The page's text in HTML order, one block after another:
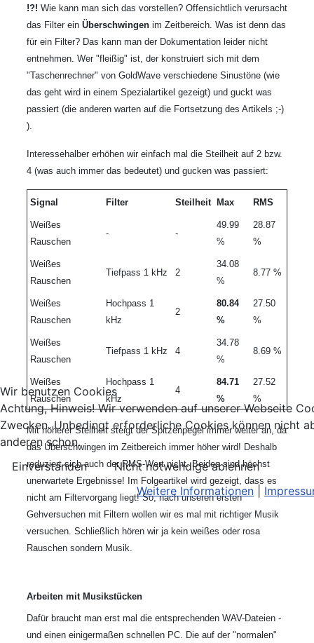
!?! Wie kann man sich das vorstellen? Offensichtlich verursacht
das Filter ein Überschwingen im Zeitbereich. Was ist denn das
für ein Filter? Das kann man der Dokumentation leider nicht
entnehmen. Wer "fleißig" ist, der konstruiert sich mit dem
"Taschenrechner" von GoldWave verschiedene Sinustöne (wie
das geht wird in einem Spezialartikel gezeigt) und guckt was
passiert (die anderen warten auf die Fortsetzung des Artikels ;-)
).
Interessehalber erhöhen wir einfach mal die Steilheit auf 2 bzw.
4 (was auch immer das bedeutet) und gucken was passiert:
Signal Filter Steilheit Max RMS
Weißes
Rauschen
- -
49.99
%
28.87
%
Weißes
Rauschen
Tiefpass 1 kHz 2
34.08
%
8.77 %
Weißes
Rauschen
Hochpass 1
kHz
2
80.84
%
27.50
%
Weißes
Rauschen
Tiefpass 1 kHz 4
34.78
%
8.69 %
Weißes
Rauschen
Hochpass 1
kHz
4
84.71
%
27.52
%
Mit höherer Steilheit steigt der Spitzenpegel immer weiter an, da
das Überschwingen im Zeitbereich immer höher wird! Deshalb
reduziert sich auch der RMS-Wert nicht. Beides sind höchst
unerwartete Ergebnisse! Im Folgeartikel wird gezeigt, dass es
nicht am Filtervorgang liegt! So, nach unseren ersten
Gehversuchen mit Filtern wollen wir es mal mit richtiger Musik
versuchen. Schließlich hören wir ja kein weißes oder rosa
Rauschen sondern Musik.
Arbeiten mit Musikstücken
Dafür braucht man erst mal die entsprechenden WAV-Dateien -
und einen einigermaßen schnellen PC. Die auf der "normalen"
Wir benutzen Cookies
Achtung, Hinweis! Wir verwenden auf unserer Webseite
Zwecken. Unbedingt erforderliche Cookies können nicht
anderen schon.
Einverstanden
Nicht notwendige ablehnen
Weitere Informationen